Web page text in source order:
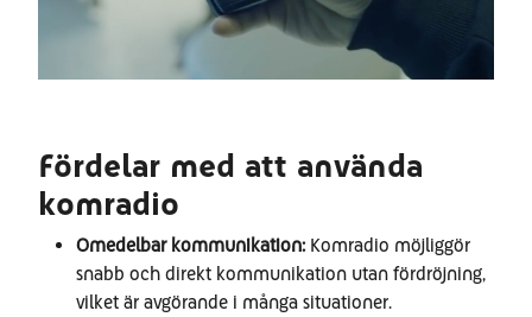
Fördelar med att använda
komradio
Omedelbar kommunikation:Komradio möjliggör
snabb och direkt kommunikation utan fördröjning,
vilket är avgörande i många situationer.